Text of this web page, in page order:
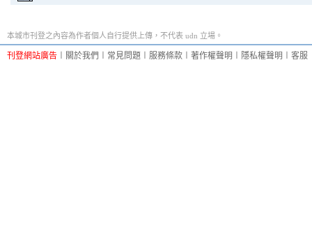
本城市刊登之內容為作者個人自行提供上傳，不代表 udn 立場。
刊登網站廣告 關於我們 常見問題 服務條款 著作權聲明 隱私權聲明 客服